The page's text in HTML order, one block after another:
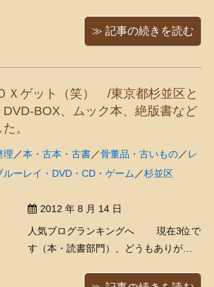
だ・・・（;;-_-） それは常日頃からの
課題だったので休日はなるべく歩き回
邦画にハマっていて休 ...
≫ 記事の続きを読む
Ｘゲット（笑） /東京都杉並区と
BOX、ムック本、絶版書など
。
理／本・古本・古書／骨董品・古いもの／ レ
ルーレイ・DVD・CD・ゲーム／杉並区
2012 年 8 月 14 日
人気ブログランキングへ 現在3位で
す（本・読書部門）、どうもありがと
２枚組CD-BOXが入ってきたよぉ～（＾